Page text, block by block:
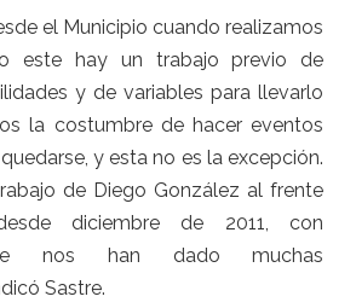
el Municipio cuando realizamos
este hay un trabajo previo de
y de variables para llevarlo
la costumbre de hacer eventos
y esta no es la excepción.
de Diego González al frente
diciembre de 2011, con
nos han dado muchas
Sastre.